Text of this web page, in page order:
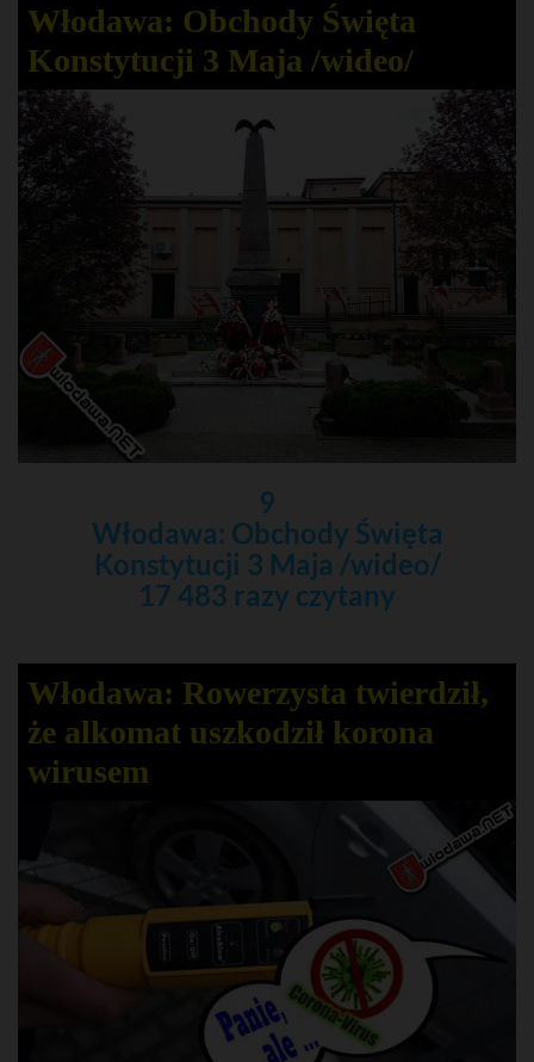
Włodawa: Obchody Święta
Konstytucji 3 Maja /wideo/
9
Włodawa: Obchody Święta
Konstytucji 3 Maja /wideo/
17 483 razy czytany
Włodawa: Rowerzysta twierdził,
że alkomat uszkodził korona
wirusem